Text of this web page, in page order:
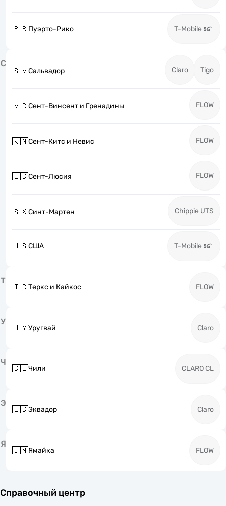
🇵🇷Пуэрто-Рико T-Mobile
С
🇸🇻Сальвадор Claro Tigo
🇻🇨Сент-Винсент и Гренадины FLOW
🇰🇳Сент-Китс и Невис FLOW
🇱🇨Сент-Люсия FLOW
🇸🇽Синт-Мартен Chippie UTS
🇺🇸США T-Mobile
Т
🇹🇨Теркс и Кайкос FLOW
У
🇺🇾Уругвай Claro
Ч
🇨🇱Чили CLARO CL
Э
🇪🇨Эквадор Claro
Я
🇯🇲Ямайка FLOW
Справочный центр